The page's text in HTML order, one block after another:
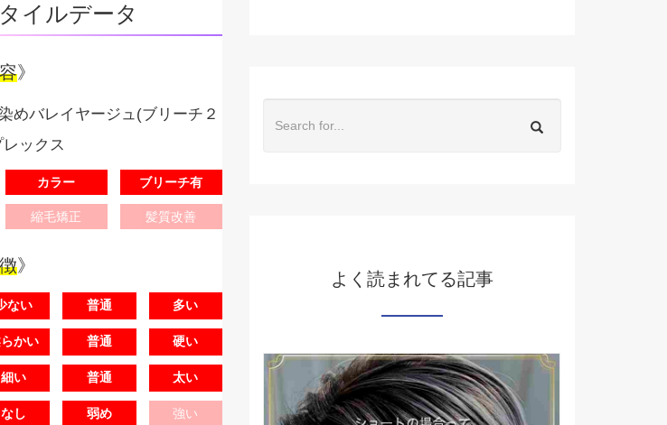
イルデータ
》
めバレイヤージュ(ブリーチ２
ックス
カラー ブリーチ有
縮毛矯正 髪質改善
》
ない 普通 多い
かい 普通 硬い
細い 普通 太い
なし 弱め 強い
よく読まれてる記事